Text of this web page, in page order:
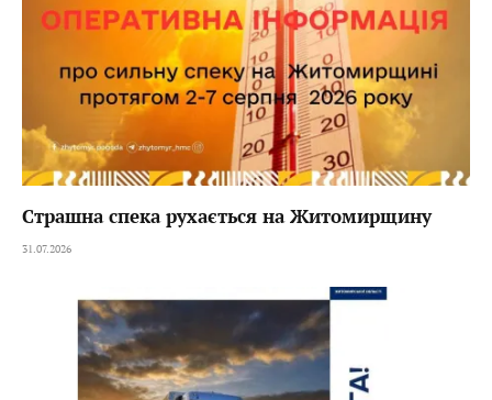
Страшна спека рухається на Житомирщину
31.07.2026